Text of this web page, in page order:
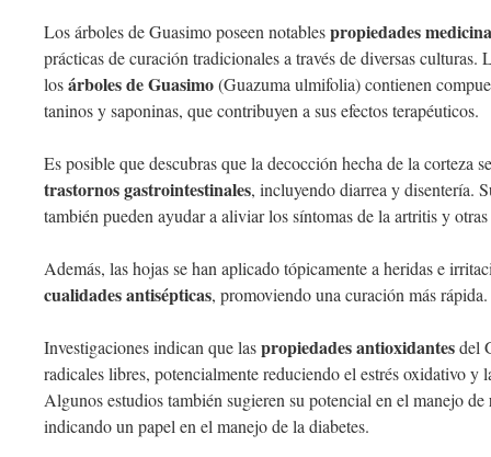
Los árboles de Guasimo poseen notablespropiedades
prácticas de curación tradicionales a través de diversas culturas.
losárboles de Guasimo(Guazuma ulmifolia) contienen
taninos y saponinas, que contribuyen a sus efectos terapéuticos.
Es posible que descubras que la decocción hecha de la corteza
trastornos gastrointestinales, incluyendo diarrea y disentería.
también pueden ayudar a aliviar los síntomas de la artritis y
Además, las hojas se han aplicado tópicamente a heridas e
cualidades antisépticas, promoviendo una curación más rápida.
Investigaciones indican que laspropiedades antioxidantesdel
radicales libres, potencialmente reduciendo el estrés oxidativo y
Algunos estudios también sugieren su potencial en el manejo de
indicando un papel en el manejo de la diabetes.